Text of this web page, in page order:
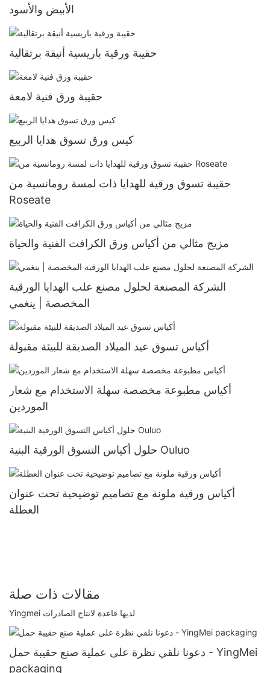
الأبيض والأسود
حقيبة ورقية باريسية أنيقة برتقالية
حقيبة ورق فنية لامعة
كيس ورق تسوق هدايا الربيع
حقيبة تسوق ورقية للهدايا ذات لمسة رومانسية من
Roseate
مزيج مثالي من أكياس ورق الكرافت الفنية والحياة
الشركة المصنعة لحلول مصنع علب الهدايا الورقية
المخصصة | ينغمي
أكياس تسوق عيد الميلاد الصديقة للبيئة مقبولة
أكياس مطبوعة مخصصة سهلة الاستخدام مع شعار
الموردين
حلول أكياس التسوق الورقية البنية Ouluo
أكياس ورقية ملونة مع تصاميم توضيحية تحت عنوان
العطلة
مقالات ذات صلة
Yingmei لديها قاعدة لانتاج الصادرات
دعونا نلقي نظرة على عملية صنع حقيبة حمل - YingMei
packaging